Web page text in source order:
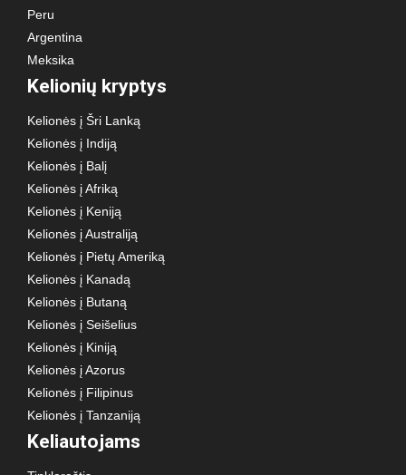
Peru
Argentina
Meksika
Kelionių kryptys
Kelionės į Šri Lanką
Kelionės į Indiją
Kelionės į Balį
Kelionės į Afriką
Kelionės į Keniją
Kelionės į Australiją
Kelionės į Pietų Ameriką
Kelionės į Kanadą
Kelionės į Butaną
Kelionės į Seišelius
Kelionės į Kiniją
Kelionės į Azorus
Kelionės į Filipinus
Kelionės į Tanzaniją
Keliautojams